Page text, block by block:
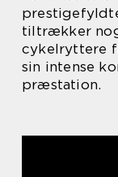
tiltrækker
cykelryttere
sin intense
præstation.